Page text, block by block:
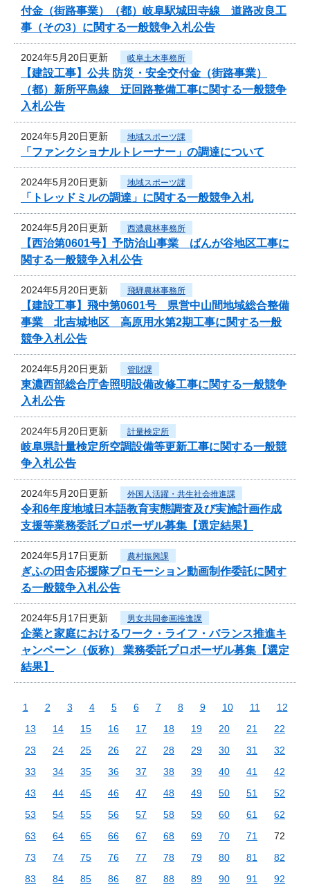
付金（街路事業）（都）岐阜駅城田寺線 道路改良工
事（その3）に関する一般競争入札公告
2024年5月20日更新 岐阜土木事務所
【建設工事】公共 防災・安全交付金（街路事業）
（都）新所平島線 迂回路整備工事に関する一般競争
入札公告
2024年5月20日更新 地域スポーツ課
「ファンクショナルトレーナー」の調達について
2024年5月20日更新 地域スポーツ課
「トレッドミルの調達」に関する一般競争入札
2024年5月20日更新 西濃農林事務所
【西治第0601号】予防治山事業 ばんが谷地区工事に
関する一般競争入札公告
2024年5月20日更新 飛騨農林事務所
【建設工事】飛中第0601号 県営中山間地域総合整備
事業 北吉城地区 高原用水第2期工事に関する一般
競争入札公告
2024年5月20日更新 管財課
東濃西部総合庁舎照明設備改修工事に関する一般競争
入札公告
2024年5月20日更新 計量検定所
岐阜県計量検定所空調設備等更新工事に関する一般競
争入札公告
2024年5月20日更新 外国人活躍・共生社会推進課
令和6年度地域日本語教育実態調査及び実施計画作成
支援等業務委託プロポーザル募集【選定結果】
2024年5月17日更新 農村振興課
ぎふの田舎応援隊プロモーション動画制作委託に関す
る一般競争入札公告
2024年5月17日更新 男女共同参画推進課
企業と家庭におけるワーク・ライフ・バランス推進キ
ャンペーン（仮称） 業務委託プロポーザル募集【選定
結果】
1 2 3 4 5 6 7 8 9 10 11
12
13
14 15 16 17 18 19 20 21
22
23
24 25 26 27 28 29 30 31
32
33
34 35 36 37 38 39 40 41
42
43
44 45 46 47 48 49 50 51
52
53
54 55 56 57 58 59 60 61
62
63
64 65 66 67 68 69 70 71
72
73
74 75 76 77 78 79 80 81
82
83
84 85 86 87 88 89 90 91
92